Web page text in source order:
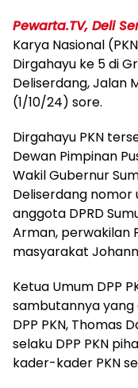
Pewarta.TV, Deli
Karya Nasional
Dirgahayu ke 5 di
Deliserdang, Jalan
(1/10/24) sore.
Dirgahayu PKN
Dewan Pimpinan
Wakil Gubernur
Deliserdang nomor
anggota DPRD
Arman, perwakilan
masyarakat
Ketua Umum DPP
sambutannya yang
DPP PKN, Thomas
selaku DPP PKN
kader-kader PKN